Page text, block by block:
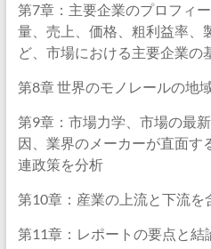
第7章：主要企業のプロフィ
量、売上、価格、粗利益率、
ど、市場における主要企業の
第8章 世界のモノレールの地
第9章：市場力学、市場の最
因、業界のメーカーが直面す
連政策を分析
第10章：産業の上流と下流を
第11章：レポートの要点と結